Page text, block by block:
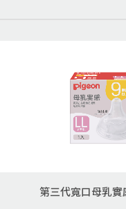
第三代寬口母乳實